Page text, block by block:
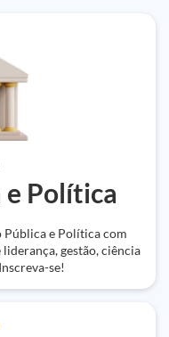
e Política
Pública e Política com
gestão, ciência
se!